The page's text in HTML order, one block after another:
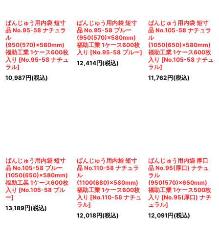
ばんじゅう用内袋 短寸
品 No.95-58 ナチュラ
ル
(950(570)×580mm)
福助工業 1ケース600枚
入り [No.95-58 ナチュ
ラル]
10,987円(税込)
ばんじゅう用内袋 短寸
品 No.95-58 ブルー
(950(570)×580mm)
福助工業 1ケース600枚
入り [No.95-58 ブルー]
12,414円(税込)
ばんじゅう用内袋 短寸
品 No.105-58 ナチュラ
ル
(1050(650)×580mm)
福助工業 1ケース600枚
入り [No.105-58 ナチュ
ラル]
11,762円(税込)
ばんじゅう用内袋 短寸
品 No.105-58 ブルー
(1050(650)×580mm)
福助工業 1ケース600枚
入り [No.105-58 ブル
ー]
13,189円(税込)
ばんじゅう用内袋 短寸
品 No.110-58 ナチュラ
ル
(1100(680)×580mm)
福助工業 1ケース600枚
入り [No.110-58 ナチュ
ラル]
12,018円(税込)
ばんじゅう用内袋 厚口
品 No.95(厚口) ナチュ
ラル
(950(570)×650mm)
福助工業 1ケース500枚
入り [No.95(厚口) ナチ
ュラル]
12,091円(税込)